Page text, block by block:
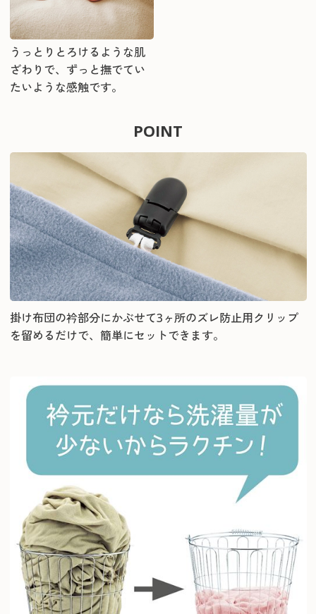
うっとりとろけるような肌
ざわりで、ずっと撫でてい
たいような感触です。
POINT
掛け布団の衿部分にかぶせて3ヶ所のズレ防止用クリップ
を留めるだけで、簡単にセットできます。